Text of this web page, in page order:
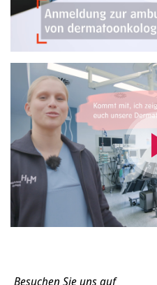
Besuchen Sie uns auf